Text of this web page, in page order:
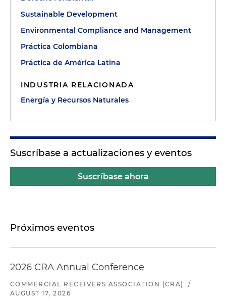
Sustainable Development
Environmental Compliance and Management
Práctica Colombiana
Práctica de América Latina
INDUSTRIA RELACIONADA
Energía y Recursos Naturales
Suscríbase a actualizaciones y eventos
Suscríbase ahora
Próximos eventos
2026 CRA Annual Conference
COMMERCIAL RECEIVERS ASSOCIATION (CRA)
/
AUGUST 17, 2026